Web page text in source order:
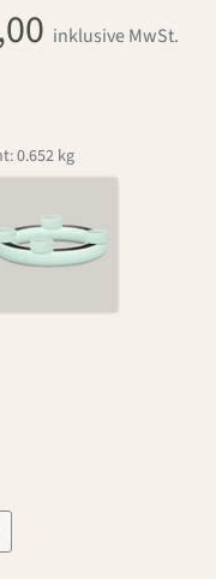
Preis
inklusive MwSt.
0.652 kg